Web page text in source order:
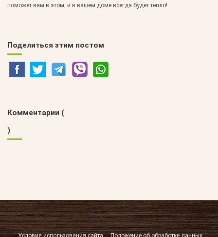
поможет вам в этом, и в вашем доме всегда будет тепло!
Поделиться этим постом
Комментарии (
)
Условия использования сайта Положение об обработке данных